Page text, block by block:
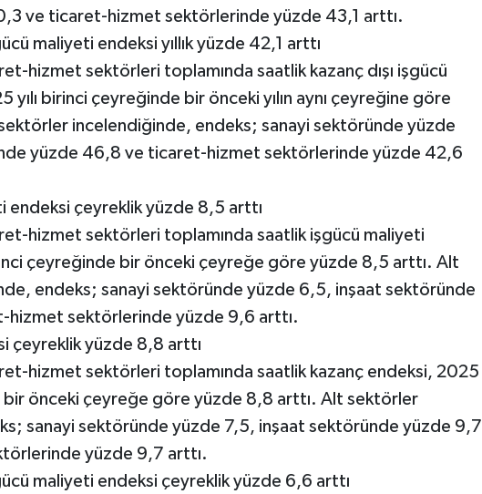
ve ticaret-hizmet sektörlerinde yüzde 43,1 arttı.
maliyeti endeksi yıllık yüzde 42,1 arttı
hizmet sektörleri toplamında saatlik kazanç dışı işgücü
yılı birinci çeyreğinde bir önceki yılın aynı çeyreğine göre
incelendiğinde, endeks; sanayi sektöründe yüzde
yüzde 46,8 ve ticaret-hizmet sektörlerinde yüzde 42,6
endeksi çeyreklik yüzde 8,5 arttı
hizmet sektörleri toplamında saatlik işgücü maliyeti
çeyreğinde bir önceki çeyreğe göre yüzde 8,5 arttı. Alt
endeks; sanayi sektöründe yüzde 6,5, inşaat sektöründe
hizmet sektörlerinde yüzde 9,6 arttı.
çeyreklik yüzde 8,8 arttı
hizmet sektörleri toplamında saatlik kazanç endeksi, 2025
bir önceki çeyreğe göre yüzde 8,8 arttı. Alt sektörler
sanayi sektöründe yüzde 7,5, inşaat sektöründe yüzde 9,7
yüzde 9,7 arttı.
maliyeti endeksi çeyreklik yüzde 6,6 arttı